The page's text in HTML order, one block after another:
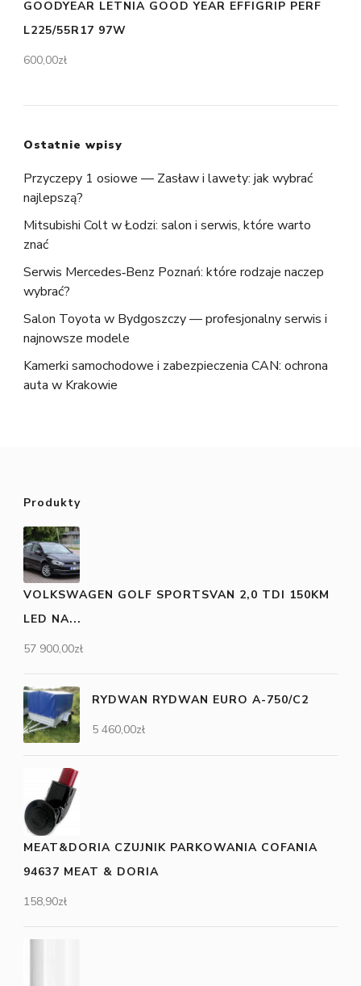
GOODYEAR LETNIA GOOD YEAR EFFIGRIP PERF
L225/55R17 97W
600,00zł
Ostatnie wpisy
Przyczepy 1 osiowe — Zasław i lawety: jak wybrać
najlepszą?
Mitsubishi Colt w Łodzi: salon i serwis, które warto
znać
Serwis Mercedes‑Benz Poznań: które rodzaje naczep
wybrać?
Salon Toyota w Bydgoszczy — profesjonalny serwis i
najnowsze modele
Kamerki samochodowe i zabezpieczenia CAN: ochrona
auta w Krakowie
Produkty
VOLKSWAGEN GOLF SPORTSVAN 2,0 TDI 150KM
LED NA...
57 900,00zł
RYDWAN RYDWAN EURO A-750/C2
5 460,00zł
MEAT&DORIA CZUJNIK PARKOWANIA COFANIA
94637 MEAT & DORIA
158,90zł